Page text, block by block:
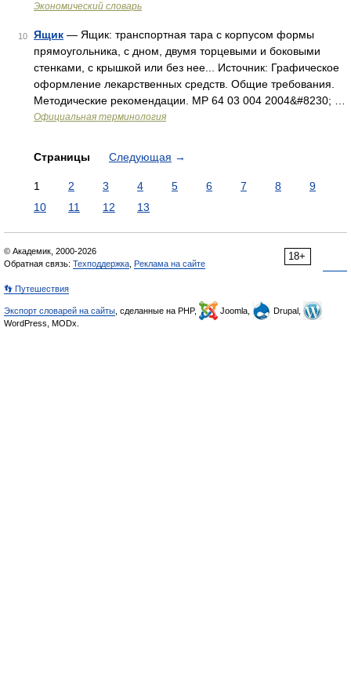
Экономический словарь
10 Ящик — Ящик: транспортная тара с корпусом формы
прямоугольника, с дном, двумя торцевыми и боковыми
стенками, с крышкой или без нее... Источник: Графическое
оформление лекарственных средств. Общие требования.
Методические рекомендации. МР 64 03 004 2004&#8230; …
Официальная терминология
Страницы Следующая →
1 2 3 4 5 6 7 8
9
10
11 12 13
18+
© Академик, 2000-2026
Обратная связь: Техподдержка Реклама на сайте
👣 Путешествия
Экспорт словарей на сайты , сделанные на PHP, Joomla,
Drupal,
WordPress, MODx.